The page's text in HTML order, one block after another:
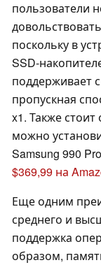
пользователи
поскольку в
SSD-
поддерживает
пропускная
x1. Также
можно
Samsung 990
$369,99 на
Еще одним
среднего и
поддержка
образом,